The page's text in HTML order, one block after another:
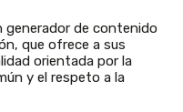
generador de contenido
que ofrece a sus
orientada por la
y el respeto a la